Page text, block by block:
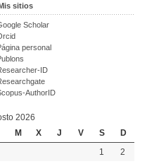
sitios
Scholar
personal
ID
AuthorID
2026
M X J V S
D
1
2